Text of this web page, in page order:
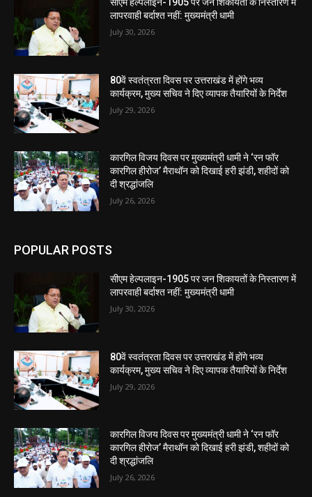
लापरवाही बर्दाश्त नहीं: मुख्यमंत्री धामी
July 30, 2026
80वें स्वतंत्रता दिवस पर उत्तराखंड में होंगे भव्य
कार्यक्रम, मुख्य सचिव ने दिए व्यापक तैयारियों के निर्देश
July 29, 2026
कारगिल विजय दिवस पर मुख्यमंत्री धामी ने ‘रन फॉर
कारगिल हीरोज’ मैराथॉन को दिखाई हरी झंडी, शहीदों को
दी श्रद्धांजलि
July 26, 2026
POPULAR POSTS
सीएम हेल्पलाइन-1905 पर जन शिकायतों के निस्तारण में
लापरवाही बर्दाश्त नहीं: मुख्यमंत्री धामी
July 30, 2026
80वें स्वतंत्रता दिवस पर उत्तराखंड में होंगे भव्य
कार्यक्रम, मुख्य सचिव ने दिए व्यापक तैयारियों के निर्देश
July 29, 2026
कारगिल विजय दिवस पर मुख्यमंत्री धामी ने ‘रन फॉर
कारगिल हीरोज’ मैराथॉन को दिखाई हरी झंडी, शहीदों को
दी श्रद्धांजलि
July 26, 2026